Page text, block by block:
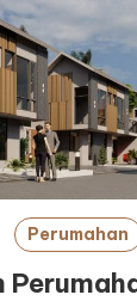
Perumahan